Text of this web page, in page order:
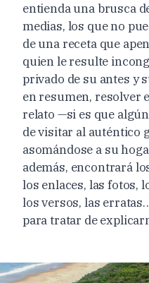
entienda una brusca
medias, los que no
de una receta que
quien le resulte
privado de su antes y
en resumen, resolver
relato —si es que
de visitar al auténtico
asomándose a su
además, encontrará
los enlaces, las fotos,
los versos, las
para tratar de